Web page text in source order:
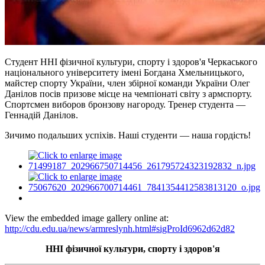
Студент ННІ фізичної культури, спорту і здоров'я Черкаського
національного університету імені Богдана Хмельницького,
майстер спорту України, член збірної команди України Олег
Данілов посів призове місце на чемпіонаті світу з армспорту.
Спортсмен виборов бронзову нагороду. Тренер студента —
Геннадій Данілов.
Зичимо подальших успіхів. Наші студенти — наша гордість!
View the embedded image gallery online at:
http://cdu.edu.ua/news/armreslynh.html#sigProId6962d62d82
ННІ фізичної культури, спорту і здоров'я